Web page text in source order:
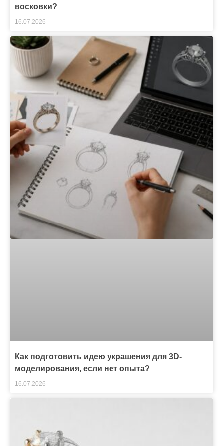
восковки?
16.07.2026
Как подготовить идею украшения для 3D-
моделирования, если нет опыта?
16.07.2026